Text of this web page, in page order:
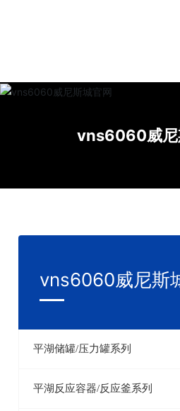
vnsr威尼斯城
vns6060威尼
vns6060威尼斯
平湖储罐/压力罐系列
平湖反应容器/反应釜系列